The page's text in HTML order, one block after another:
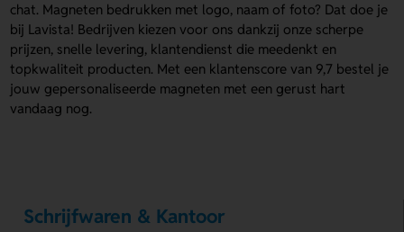
chat. Magneten bedrukken met logo, naam of foto? Dat doe je
bij Lavista! Bedrijven kiezen voor ons dankzij onze scherpe
prijzen, snelle levering, klantendienst die meedenkt en
topkwaliteit producten. Met een klantenscore van 9,7 bestel je
jouw gepersonaliseerde magneten met een gerust hart
vandaag nog.
Schrijfwaren & Kantoor